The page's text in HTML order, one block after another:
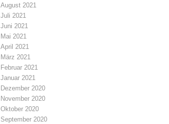
August 2021
Juli 2021
Juni 2021
Mai 2021
April 2021
März 2021
Februar 2021
Januar 2021
Dezember 2020
November 2020
Oktober 2020
September 2020